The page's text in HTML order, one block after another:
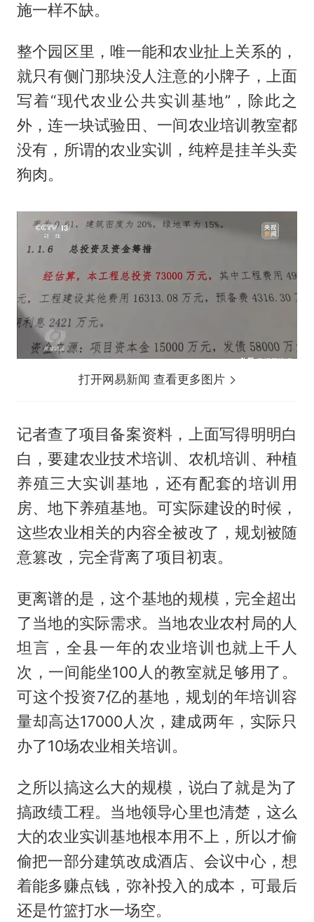
施一样不缺。
整个园区里，唯一能和农业扯上关系的，
就只有侧门那块没人注意的小牌子，上面
写着“现代农业公共实训基地”，除此之
外，连一块试验田、一间农业培训教室都
没有，所谓的农业实训，纯粹是挂羊头卖
狗肉。
打开网易新闻 查看更多图片
记者查了项目备案资料，上面写得明明白
白，要建农业技术培训、农机培训、种植
养殖三大实训基地，还有配套的培训用
房、地下养殖基地。可实际建设的时候，
这些农业相关的内容全被改了，规划被随
意篡改，完全背离了项目初衷。
更离谱的是，这个基地的规模，完全超出
了当地的实际需求。当地农业农村局的人
坦言，全县一年的农业培训也就上千人
次，一间能坐100人的教室就足够用了。
可这个投资7亿的基地，规划的年培训容
量却高达17000人次，建成两年，实际只
办了10场农业相关培训。
之所以搞这么大的规模，说白了就是为了
搞政绩工程。当地领导心里也清楚，这么
大的农业实训基地根本用不上，所以才偷
偷把一部分建筑改成酒店、会议中心，想
着能多赚点钱，弥补投入的成本，可最后
还是竹篮打水一场空。